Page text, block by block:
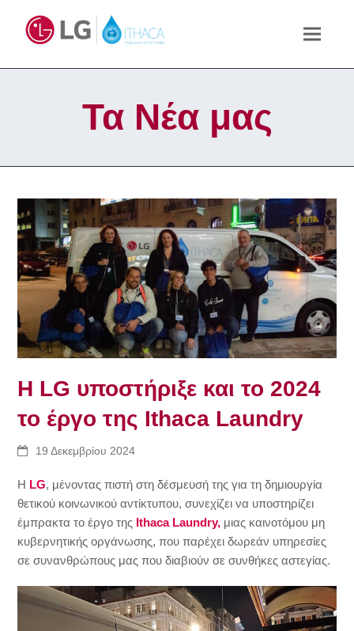
Τα Νέα μας
Η LG υποστήριξε και το 2024
το έργο της Ithaca Laundry
19 Δεκεμβρίου 2024
Η LG, μένοντας πιστή στη δέσμευσή της για τη δημιουργία
θετικού κοινωνικού αντίκτυπου, συνεχίζει να υποστηρίζει
έμπρακτα το έργο της Ithaca Laundry, μιας καινοτόμου μη
κυβερνητικής οργάνωσης, που παρέχει δωρεάν υπηρεσίες
σε συνανθρώπους μας που διαβιούν σε συνθήκες αστεγίας.